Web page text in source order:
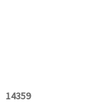
14359